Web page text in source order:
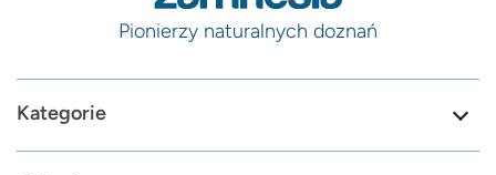
Pionierzy naturalnych doznań
Kategorie